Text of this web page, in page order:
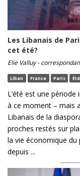
Les Libanais de
cet été?
Elie Valluy -
Liban France Paris Été
L’été est une période
à ce moment – mais
Libanais de la
proches restés sur
la vie économique du
depuis ...